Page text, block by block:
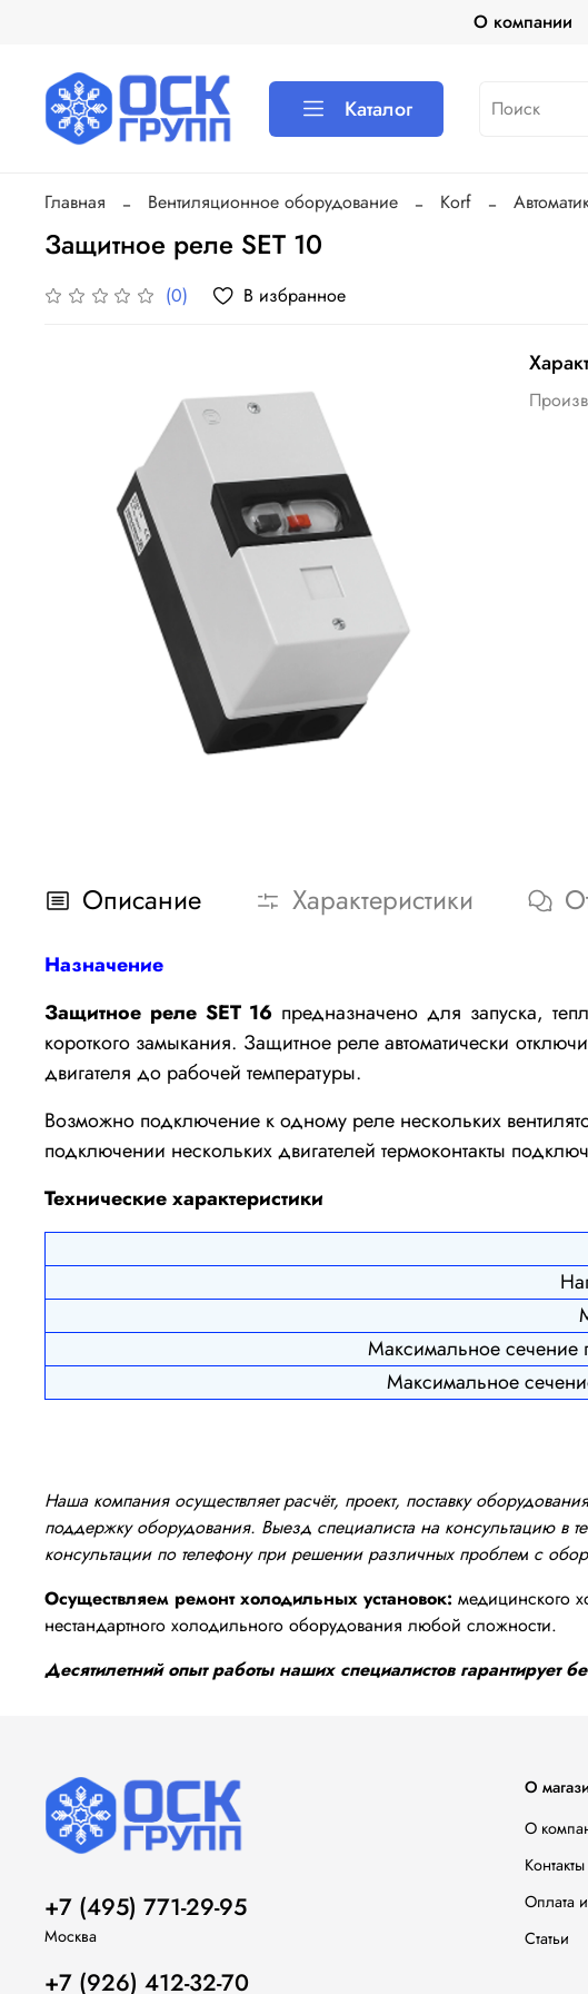
О компании
Каталог
Главная Вентиляционное оборудование Korf
Защитное реле SЕT 10
(0) В избранное
Описание Характеристики
Назначение
Защитное реле SЕT 16 предназначено для запуска,
короткого замыкания. Защитное реле автоматически
двигателя до рабочей температуры.
Возможно подключение к одному реле нескольких
подключении нескольких двигателей термоконтакты
Технические характеристики
Максимальное сечение
Максимальное
Наша компания осуществляет расчёт, проект, поставку
поддержку оборудования. Выезд специалиста на консультацию в
консультации по телефону при решении различных проблем с
Осуществляем ремонт холодильных установок: медицинского
нестандартного холодильного оборудования любой сложности.
Десятилетний опыт работы наших специалистов гарантирует
О
О
Контакты
Оплата
Статьи
+7 (495) 771-29-95
Москва
+7 (926) 412-32-70